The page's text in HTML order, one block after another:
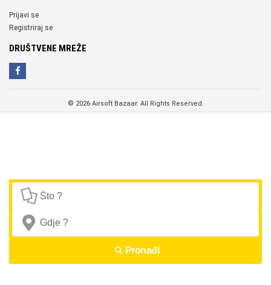
Prijavi se
Registriraj se
DRUŠTVENE MREŽE
© 2026 Airsoft Bazaar. All Rights Reserved.
Pronađi